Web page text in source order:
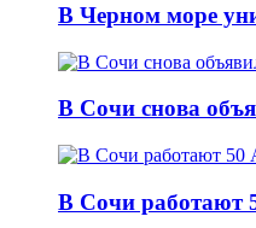
В Черном море
В Сочи снова
В Сочи работают